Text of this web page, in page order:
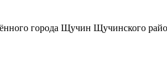
города Щучин Щучинского